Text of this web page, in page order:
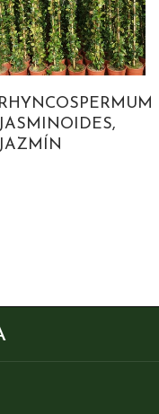
RHYNCOSPERMUM
JASMINOIDES,
JAZMÍN